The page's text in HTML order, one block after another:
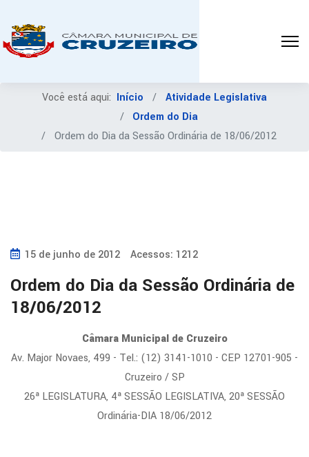
Você está aqui: Início
Atividade Legislativa
Ordem do Dia
Ordem do Dia da Sessão Ordinária de 18/06/2012
15 de junho de 2012 Acessos: 1212
Ordem do Dia da Sessão Ordinária de
18/06/2012
Câmara Municipal de Cruzeiro
Av. Major Novaes, 499 - Tel.: (12) 3141-1010 - CEP 12701-905 -
Cruzeiro / SP
26ª LEGISLATURA, 4ª SESSÃO LEGISLATIVA, 20ª SESSÃO
Ordinária-DIA 18/06/2012